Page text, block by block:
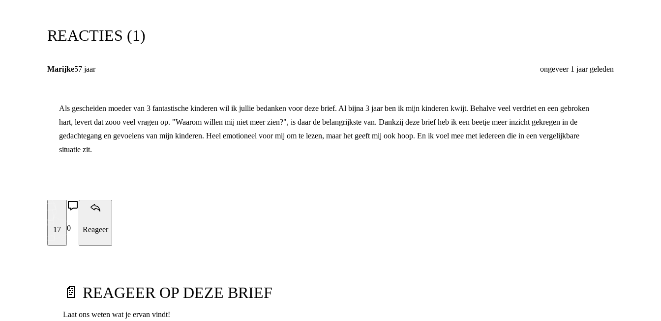
REACTIES (1)
Marijke57 jaar ongeveer 1 jaar geleden
Als gescheiden moeder van 3 fantastische kinderen wil ik jullie bedanken voor deze brief. Al bijna 3 jaar ben ik mijn kinderen kwijt. Behalve veel verdriet en een gebroken
hart, levert dat zooo veel vragen op. "Waarom willen mij niet meer zien?", is daar de belangrijkste van. Dankzij deze brief heb ik een beetje meer inzicht gekregen in de
gedachtegang en gevoelens van mijn kinderen. Heel emotioneel voor mij om te lezen, maar het geeft mij ook hoop. En ik voel mee met iedereen die in een vergelijkbare
situatie zit.
17 0 Reageer
📄 REAGEER OP DEZE BRIEF
Laat ons weten wat je ervan vindt!